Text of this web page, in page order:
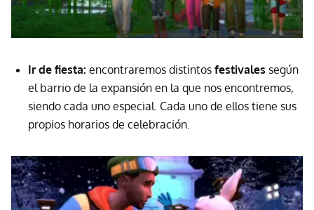
Ir de fiesta: encontraremos distintos festivales según
el barrio de la expansión en la que nos encontremos,
siendo cada uno especial. Cada uno de ellos tiene sus
propios horarios de celebración.